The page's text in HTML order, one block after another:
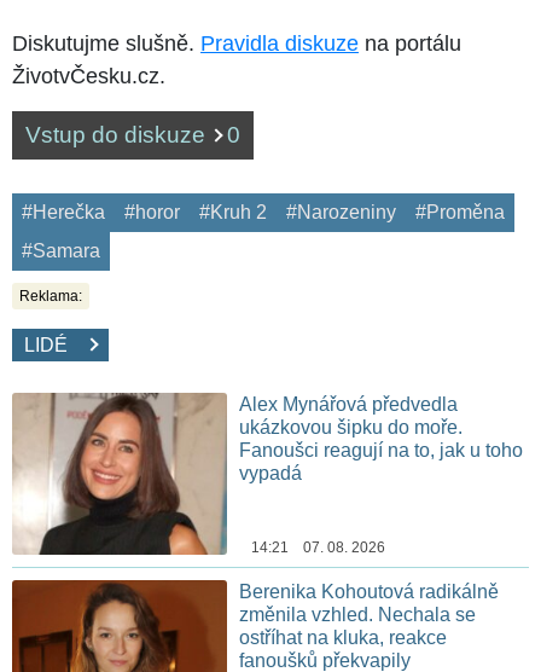
Diskutujme slušně. Pravidla diskuze na portálu
ŽivotvČesku.cz.
Vstup do diskuze 0
#Herečka #horor #Kruh 2 #Narozeniny
#Proměna
#Samara
Reklama:
LIDÉ
Alex Mynářová předvedla
ukázkovou šipku do moře.
Fanoušci reagují na to, jak u toho
vypadá
14:21 07. 08. 2026
Berenika Kohoutová radikálně
změnila vzhled. Nechala se
ostříhat na kluka, reakce
fanoušků překvapily